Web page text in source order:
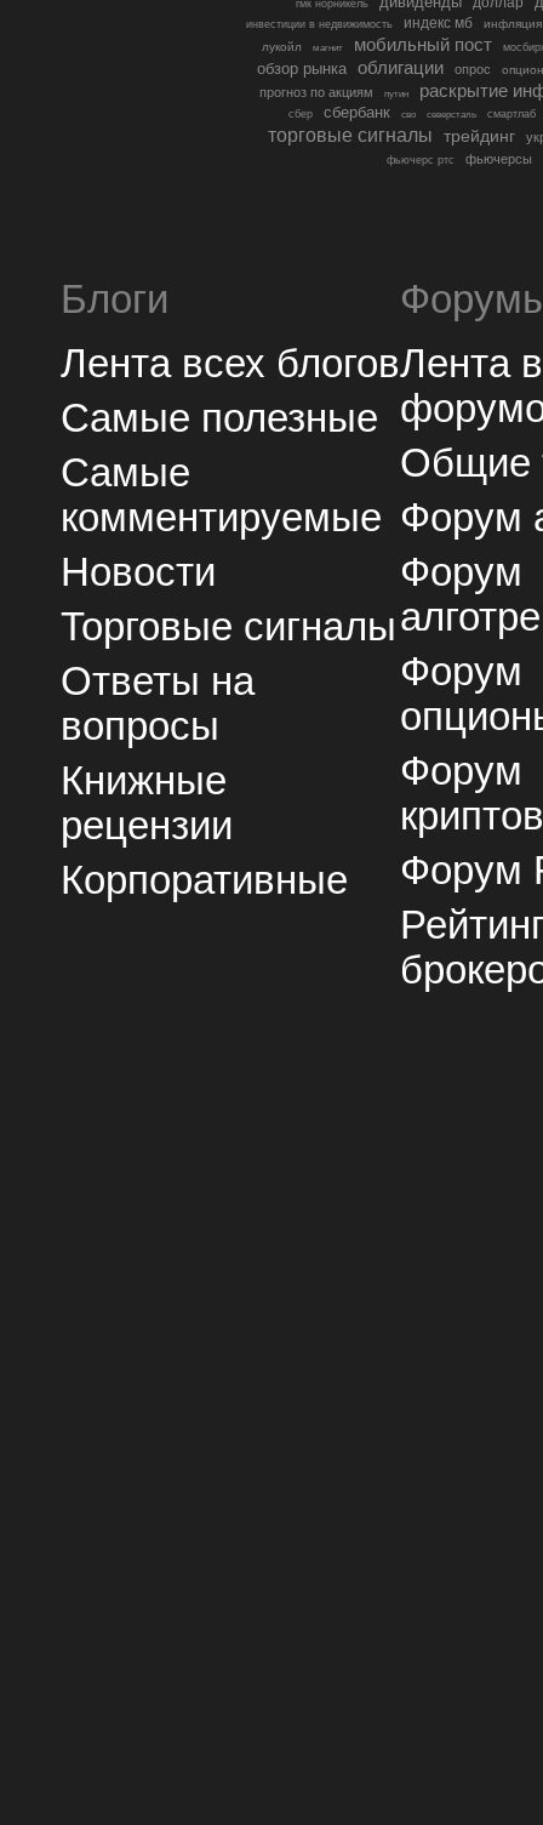
гмк норникель
инвестиции в недвижимость индекс мб
инфляция
лукойл
магнит мобильный пост
обзор рынка облигации опрос
прогноз по акциям путин раскрытие
сбер сбербанк сво северсталь смартлаб
торговые сигналы трейдинг
фьючерс ртс фьючерсы
Блоги
Лента всех блогов
Самые полезные
Самые
комментируемые
Новости
Торговые сигналы
Ответы на
вопросы
Книжные
рецензии
Корпоративные
Лента
Общие
Форум
Форум
Форум
Форум
Форум